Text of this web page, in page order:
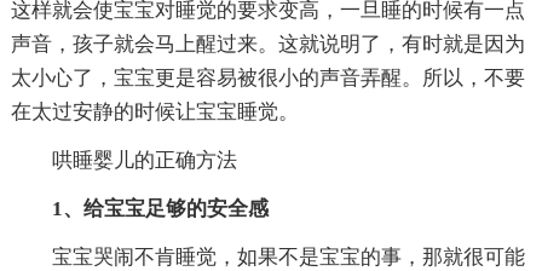
这样就会使宝宝对睡觉的要求变高，一旦睡的时候有一点
声音，孩子就会马上醒过来。这就说明了，有时就是因为
太小心了，宝宝更是容易被很小的声音弄醒。所以，不要
在太过安静的时候让宝宝睡觉。
哄睡婴儿的正确方法
1、给宝宝足够的安全感
宝宝哭闹不肯睡觉，如果不是宝宝的事，那就很可能